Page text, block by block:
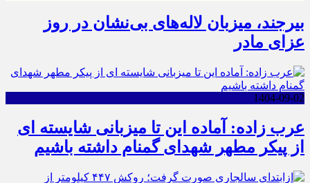
بیرجند، میزبان لاله‌های بی‌نشان در روز
عزای مادر
1404-09-02
عرب زاده: آماده این تا میزبانی شایسته ای
از پیکر مطهر شهدای گمنام داشته باشیم